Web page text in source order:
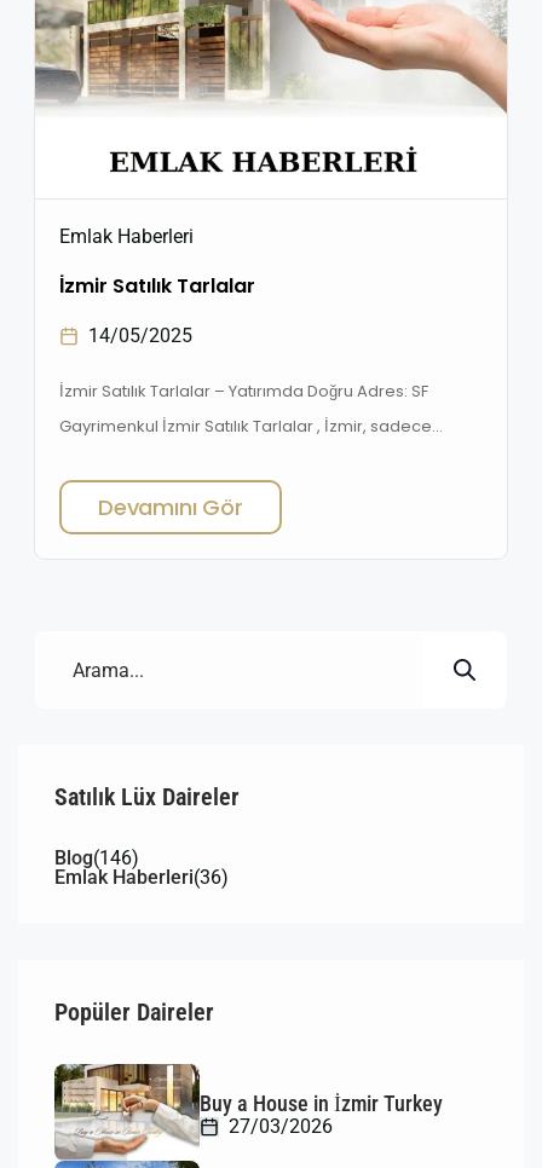
Emlak Haberleri
İzmir Satılık Tarlalar
14/05/2025
İzmir Satılık Tarlalar – Yatırımda Doğru Adres: SF
Gayrimenkul İzmir Satılık Tarlalar , İzmir, sadece
tarımsal ve arsa yatırımı açısından da Türkiye’nin en
cazip şehirlerinden biridir. Özellikle satılık tarla ilanları,
yatırımcıların ilgisini her geçen gün daha fazla
Devamını Gör
Satılık Lüx Daireler
Blog(146)
Emlak Haberleri(36)
Popüler Daireler
Buy a House in İzmir Turkey
27/03/2026